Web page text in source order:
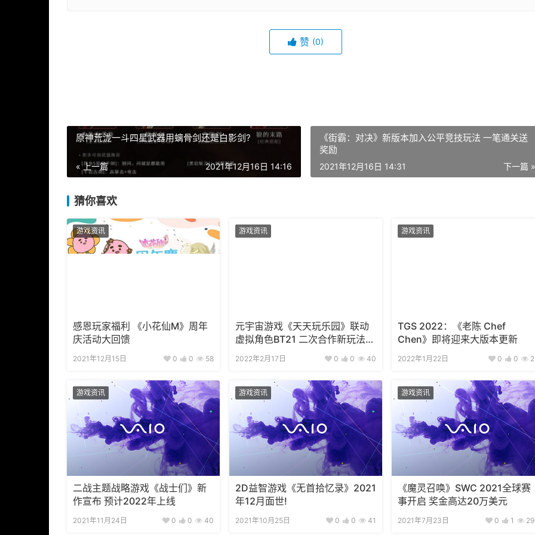
赞 (0)
原神荒泷一斗四星武器用螭骨剑还是白影剑?
« 上一篇 2021年12月16日 14:16
《街霸：对决》新版本加入公平竞技玩法 一笔通关送
奖励
下一篇 »
2021年12月16日 14:31
猜你喜欢
游戏资讯
感恩玩家福利 《小花仙M》周年
庆活动大回馈
2021年12月15日 0 0 58
游戏资讯
元宇宙游戏《天天玩乐园》联动
虚拟角色BT21 二次合作新玩法公
2022年2月17日 0 0 40
游戏资讯
TGS 2022：《老陈 Chef
Chen》即将迎来大版本更新
2022年1月22日 0 0
游戏资讯
二战主题战略游戏《战士们》新
作宣布 预计2022年上线
2021年11月24日 0 0 40
游戏资讯
2D益智游戏《无首拾忆录》2021
年12月面世!
2021年10月25日 0 0 41
游戏资讯
《魔灵召唤》SWC 2021全球赛
事开启 奖金高达20万美元
2021年7月23日 0 1